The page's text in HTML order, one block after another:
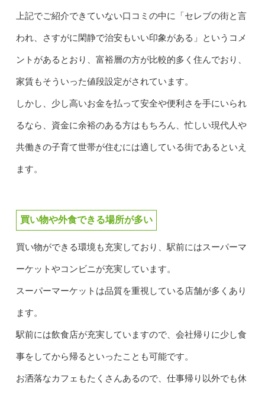
上記でご紹介できていない口コミの中に「セレブの街と言
われ、さすがに閑静で治安もいい印象がある」というコメ
ントがあるとおり、富裕層の方が比較的多く住んでおり、
家賃もそういった値段設定がされています。
しかし、少し高いお金を払って安全や便利さを手にいられ
るなら、資金に余裕のある方はもちろん、忙しい現代人や
共働きの子育て世帯が住むには適している街であるといえ
ます。
買い物や外食できる場所が多い
買い物ができる環境も充実しており、駅前にはスーパーマ
ーケットやコンビニが充実しています。
スーパーマーケットは品質を重視している店舗が多くあり
ます。
駅前には飲食店が充実していますので、会社帰りに少し食
事をしてから帰るといったことも可能です。
お洒落なカフェもたくさんあるので、仕事帰り以外でも休